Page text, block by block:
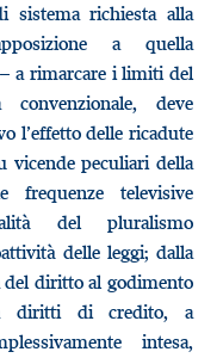
sistema richiesta alla
a quella
a rimarcare i limiti del
convenzionale, deve
l’effetto delle ricadute
vicende peculiari della
frequenze televisive
del pluralismo
delle leggi; dalla
diritto al godimento
diritti di credito, a
intesa,